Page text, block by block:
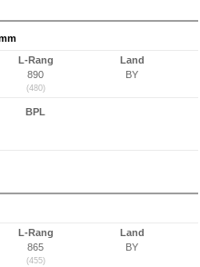
L-Rang
890
(480)
Land
BY
BPL
L-Rang
865
(455)
Land
BY